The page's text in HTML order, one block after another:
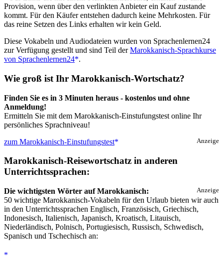
Provision, wenn über den verlinkten Anbieter ein Kauf zustande
kommt. Für den Käufer entstehen dadurch keine Mehrkosten. Für
das reine Setzen des Links erhalten wir kein Geld.
Diese Vokabeln und Audiodateien wurden von Sprachenlernen24
zur Verfügung gestellt und sind Teil derMarokkanisch-Sprachkurse
von Sprachenlernen24 .
Wie groß ist Ihr Marokkanisch-Wortschatz?
Finden Sie es in 3 Minuten heraus - kostenlos und ohne
Anmeldung!
Ermitteln Sie mit dem Marokkanisch-Einstufungstest online Ihr
persönliches Sprachniveau!
zum Marokkanisch-Einstufungstest
Anzeige
Marokkanisch-Reisewortschatz in anderen
Unterrichtssprachen:
Anzeige
Die wichtigsten Wörter auf Marokkanisch:
50 wichtige Marokkanisch-Vokabeln für den Urlaub bieten wir auch
in den Unterrichtssprachen Englisch, Französisch, Griechisch,
Indonesisch, Italienisch, Japanisch, Kroatisch, Litauisch,
Niederländisch, Polnisch, Portugiesisch, Russisch, Schwedisch,
Spanisch und Tschechisch an: